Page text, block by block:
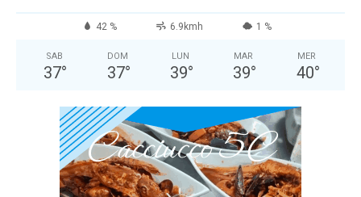
42 % 6.9kmh 1 %
SAB
37°
DOM
37°
LUN
39°
MAR
39°
MER
40°